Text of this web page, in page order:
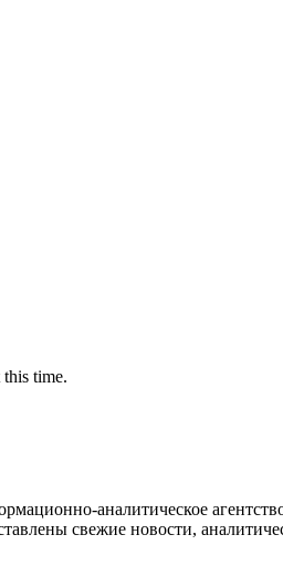
time.
аналитическое
свежие новости,